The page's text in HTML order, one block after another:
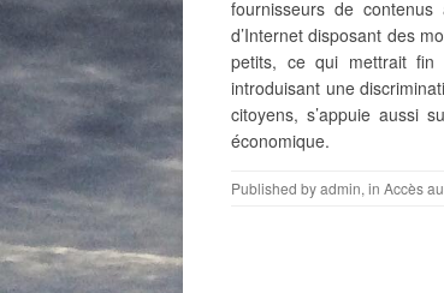
fournisseurs de
d’Internet disposant des
petits, ce qui mettrait fin
introduisant une
citoyens, s’appuie aussi
économique.
Published byadmin, in Accès